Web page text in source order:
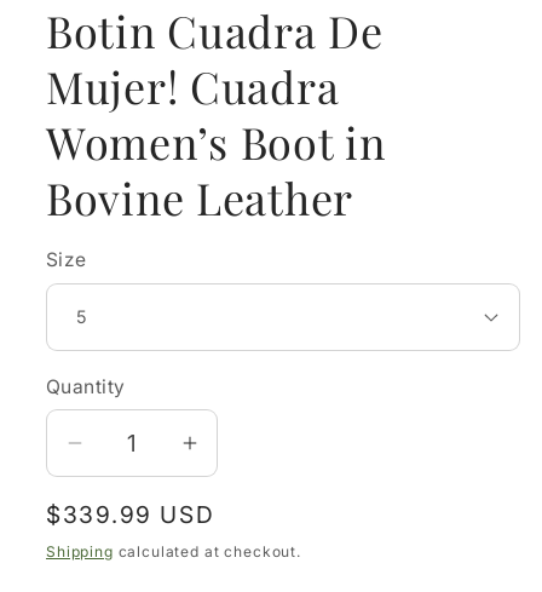
modal
Botin Cuadra De
Mujer! Cuadra
Women’s Boot in
Bovine Leather
Size
Quantity
Decrease
for
Botin
Increase
for
Botin
Regular
price
$339.99 USD
Shipping calculated at checkout.